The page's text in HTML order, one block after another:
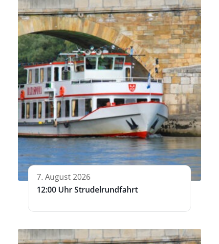
7. August 2026
12:00 Uhr Strudelrundfahrt